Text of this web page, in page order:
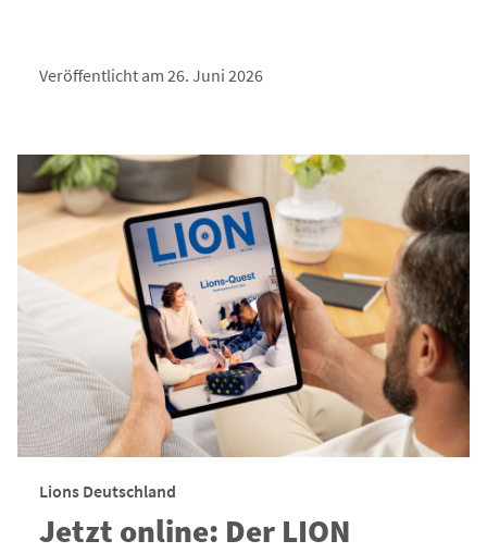
Veröffentlicht am 26. Juni 2026
Lions Deutschland
Jetzt online: Der LION